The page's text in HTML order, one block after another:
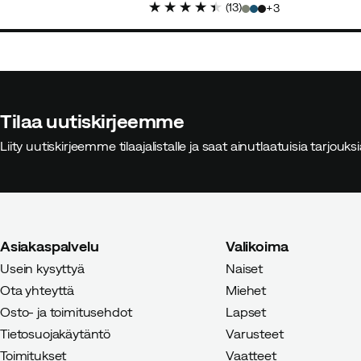
Toimii hyvin, mutta se pitää
Sopivuus: Odotetusti
Koko:
Super tyytyväinen näihin
(13) 3
Tilaa uutiskirjeemme
Liity uutiskirjeemme tilaajalistalle ja saat ainutlaatuisia
Asiakaspalvelu
Usein kysyttyä
Ota yhteyttä
Osto- ja toimitusehdot
Tietosuojakäytäntö
Toimitukset
Valikoima
Naiset
Miehet
Lapset
Varusteet
Vaatteet